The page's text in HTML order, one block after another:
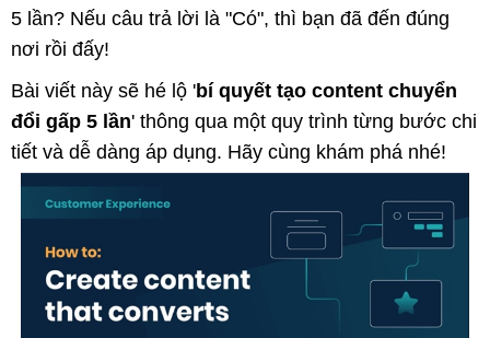
5 lần? Nếu câu trả lời là "Có", thì bạn đã đến đúng
nơi rồi đấy!
Bài viết này sẽ hé lộ 'bí quyết tạo content chuyển
đổi gấp 5 lần' thông qua một quy trình từng bước chi
tiết và dễ dàng áp dụng. Hãy cùng khám phá nhé!